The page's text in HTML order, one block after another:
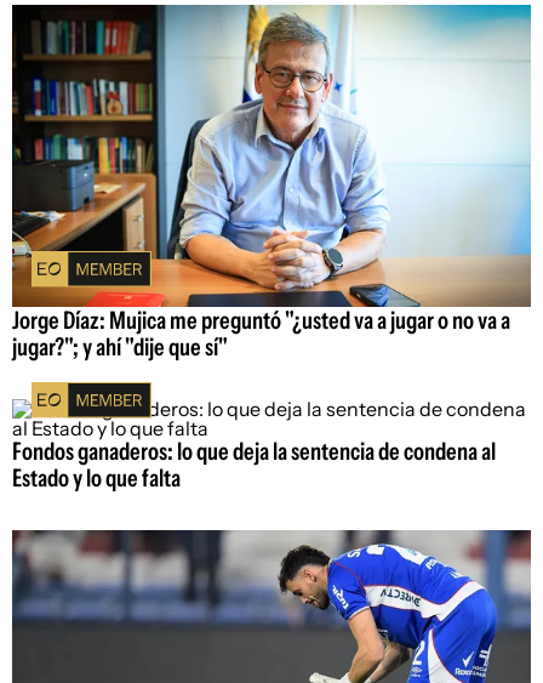
Jorge Díaz: Mujica me preguntó "¿usted va a jugar o no va a
jugar?"; y ahí "dije que sí"
Fondos ganaderos: lo que deja la sentencia de condena al
Estado y lo que falta